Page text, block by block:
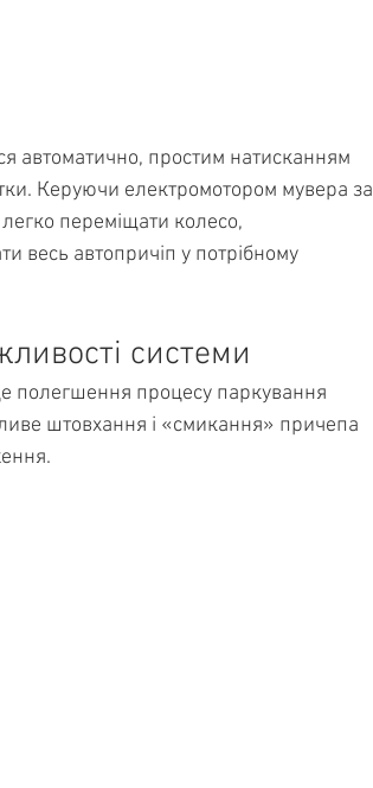
автоматично, простим натисканням
Керуючи електромотором мувера за
переміщати колесо,
весь автопричіп у потрібному
системи
полегшення процесу паркування
штовхання і «смикання» причепа